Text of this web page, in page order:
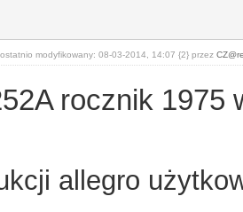
ostatnio modyfikowany: 08-03-2014, 14:07 {2} przez
rocznik 1975
allegro